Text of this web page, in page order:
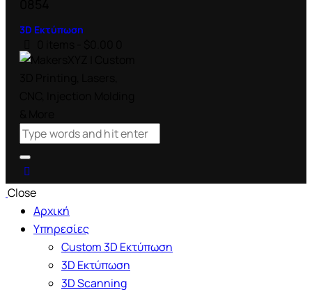
3D Εκτύπωση
Close
Αρχική
Υπηρεσίες
Custom 3D Εκτύπωση
3D Εκτύπωση
3D Scanning